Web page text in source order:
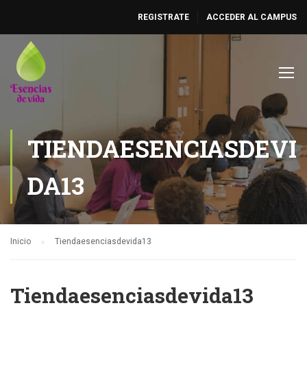
REGISTRATE ACCEDER AL CAMPUS
TIENDAESENCIASDEVI
DA13
Inicio Tiendaesenciasdevida13
Tiendaesenciasdevida13